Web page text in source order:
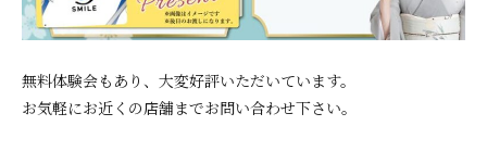
無料体験会もあり、大変好評いただいています。
お気軽にお近くの店舗までお問い合わせ下さい。